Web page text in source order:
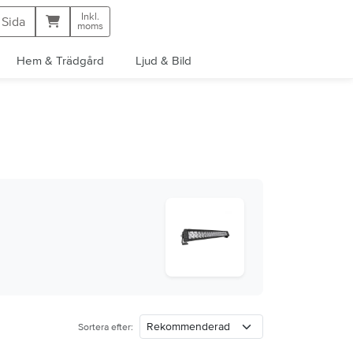
Kundvagn
Inkl.
moms
Hem & Trädgård Ljud & Bild
Sortera efter: